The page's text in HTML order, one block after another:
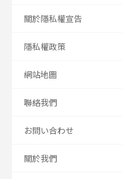
關於隱私權宣告
隱私權政策
網站地圖
聯絡我們
お問い合わせ
關於我們